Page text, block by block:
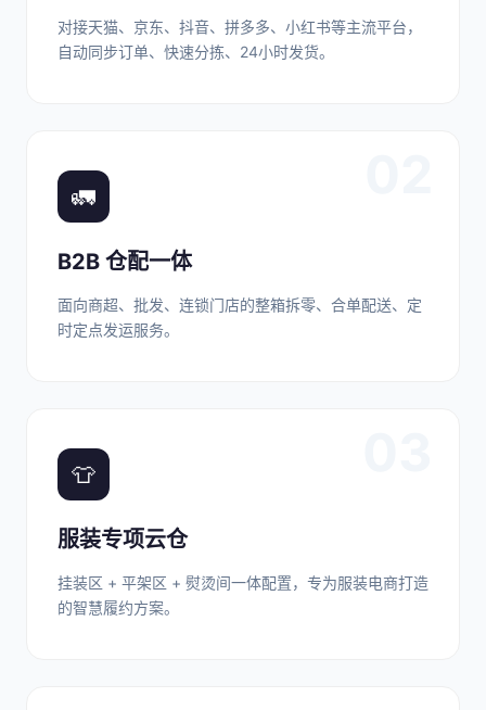
对接天猫、京东、抖音、拼多多、小红书等主流平台，
自动同步订单、快速分拣、24小时发货。
🚛
B2B 仓配一体
面向商超、批发、连锁门店的整箱拆零、合单配送、定
时定点发运服务。
👕
服装专项云仓
挂装区 + 平架区 + 熨烫间一体配置，专为服装电商打造
的智慧履约方案。